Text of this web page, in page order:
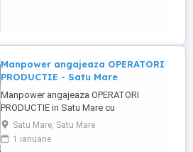
Manpower angajeaza OPERATORI
PRODUCTIE - Satu Mare
Manpower angajeaza OPERATORI
PRODUCTIE in Satu Mare cu
disponibilitate la 3 schimburi.
Responsabilitati principale: - asamblarea
componentelor electrice si electronice
Satu Mare, Satu Mare
1 ianuarie